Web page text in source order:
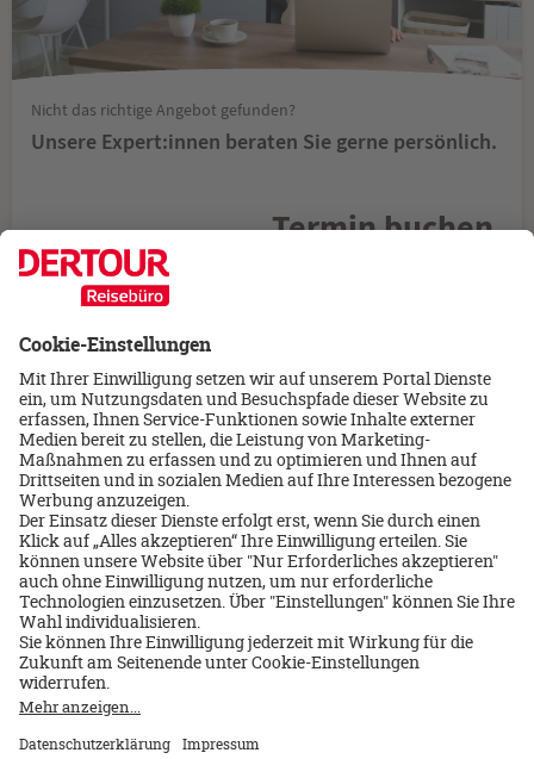
Nicht das richtige Angebot gefunden?
Unsere Expert:innen beraten Sie gerne persönlich.
Termin buchen
USA/New York
Hotel Riu Plaza New York Times Square
8 Tage/Frühstück
Inkl. Flug ab/bis Deutschland
14.11.2026